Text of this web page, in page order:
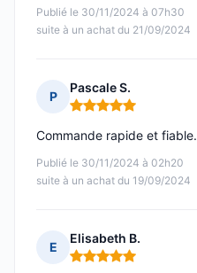
Publié le 30/11/2024 à 07h30
suite à un achat du 21/09/2024
P
Pascale S.
Note : 5 sur 5
Publié le 30/11/2024 à 02h20
suite à un achat du 19/09/2024
Commande rapide et fiable.
E
Elisabeth B.
Note : 5 sur 5